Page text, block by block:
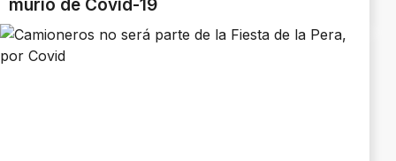
murió de Covid-19